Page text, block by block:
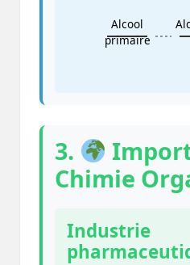
Alcool
primaire
3.
Chimie
Industrie